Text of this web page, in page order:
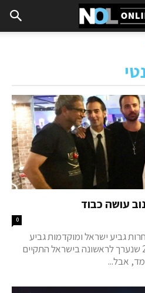
עושה כבוד
0
גביע ישראל ומוקדמות גביע
העולם בריקודים לטיניים 2015 שנערך לראשונה בישראל התקיים
אבל...